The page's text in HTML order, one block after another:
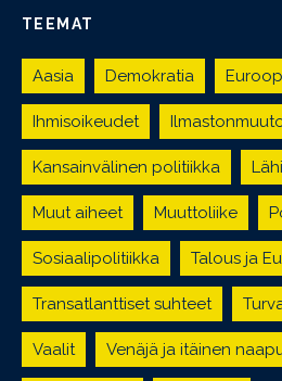
TEEMAT
Aasia Demokratia
Ihmisoikeudet
Kansainvälinen politiikka
Muut aiheet Muuttoliike
Sosiaalipolitiikka Talous ja
Transatlanttiset suhteet
Vaalit Venäjä ja itäinen